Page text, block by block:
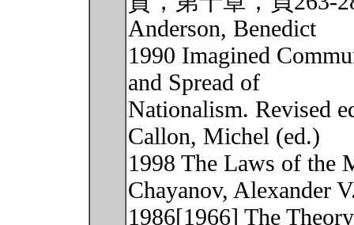
Anderson, Benedict
1990 Imagined
and Spread of
Nationalism. Revised
Callon, Michel (ed.)
1998 The Laws of the
Chayanov, Alexander
1986[1966] The